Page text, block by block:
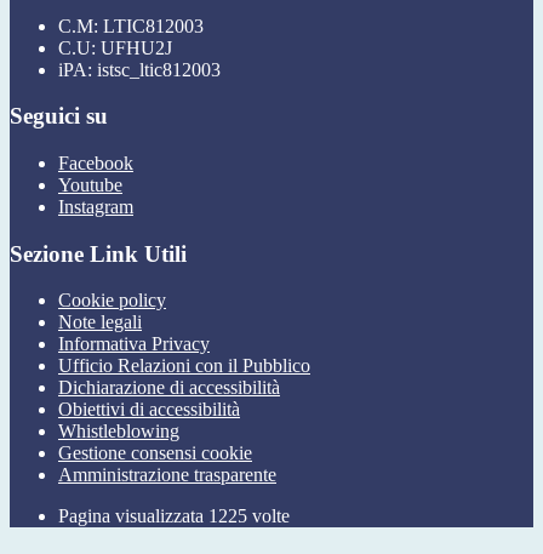
C.M: LTIC812003
C.U: UFHU2J
iPA: istsc_ltic812003
Seguici su
Facebook
Youtube
Instagram
Sezione Link Utili
Cookie policy
Note legali
Informativa Privacy
Ufficio Relazioni con il Pubblico
Dichiarazione di accessibilità
Obiettivi di accessibilità
Whistleblowing
Gestione consensi cookie
Amministrazione trasparente
Pagina visualizzata 1225 volte